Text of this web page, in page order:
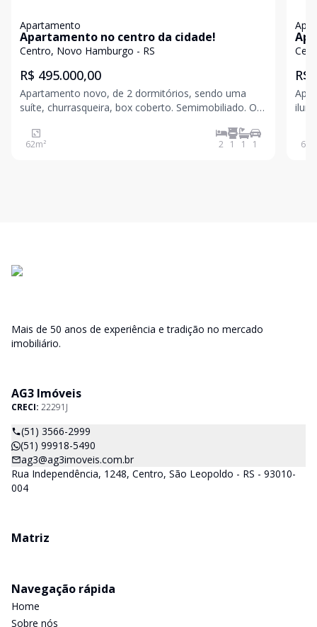
Apartamento
Apartamento no centro da cidade!
Centro, Novo Hamburgo - RS
R$ 495.000,00
Apartamento novo, de 2 dormitórios, sendo uma
suíte, churrasqueira, box coberto. Semimobiliado. O
brinquedoteca, salão de festas, bicicletário e vagas
para visitantes. Agende uma visita! Valores sujeitos a
62m² 2 1 1 1
R$
67
Mais de 50 anos de experiência e tradição no mercado
imobiliário.
AG3 Imóveis
CRECI: 22291J
(51) 3566-2999
(51) 99918-5490
ag3@ag3imoveis.com.br
Rua Independência, 1248, Centro, São Leopoldo - RS - 93010-
004
Matriz
Navegação rápida
Home
Sobre nós